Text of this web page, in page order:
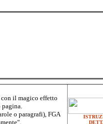
il magico effetto
pagina.
o paragrafi), FGA